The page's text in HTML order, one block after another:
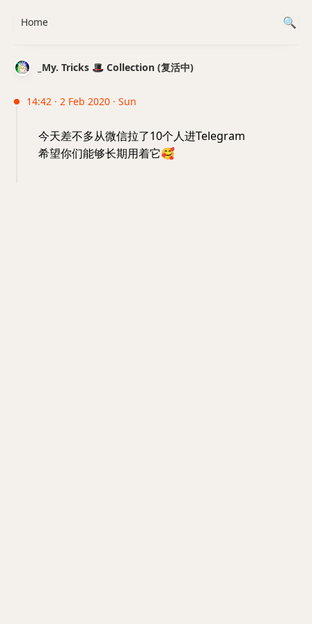
_My. Tricks 🎩 Collection (复活中)
14:42 · 2 Feb 2020 · Sun
今天差不多从微信拉了10个人进Telegram
希望你们能够长期用着它🥰
Home